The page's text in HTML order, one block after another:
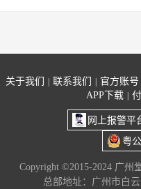
关于我们 联系我们
官方账号
APP下载
网上报警平
粤
Copyright ©2015-2024 广州
总部地址：广州市白